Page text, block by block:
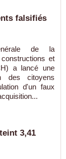
falsifiés
de la
et
a lancé une
des citoyens
d'un faux
3,41